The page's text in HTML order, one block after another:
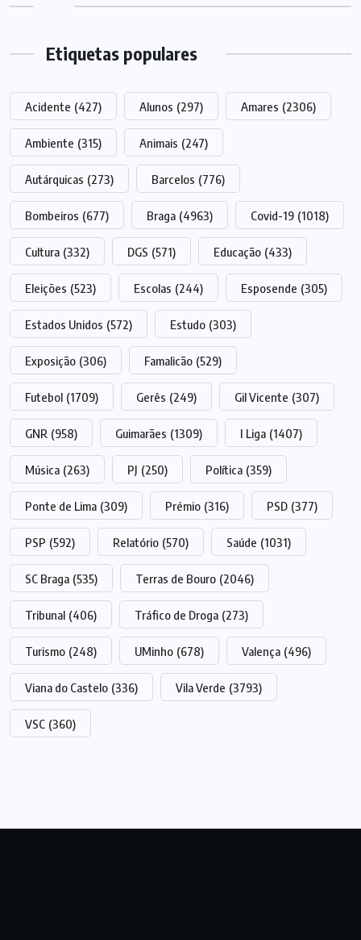
Etiquetas populares
Acidente (427) Alunos (297) Amares (2306)
Ambiente (315) Animais (247)
Autárquicas (273) Barcelos (776)
Bombeiros (677) Braga (4963) Covid-19 (1018)
Cultura (332) DGS (571) Educação (433)
Eleições (523) Escolas (244) Esposende (305)
Estados Unidos (572) Estudo (303)
Exposição (306) Famalicão (529)
Futebol (1709) Gerês (249) Gil Vicente (307)
GNR (958) Guimarães (1309) I Liga (1407)
Música (263) PJ (250) Política (359)
Ponte de Lima (309) Prémio (316) PSD (377)
PSP (592) Relatório (570) Saúde (1031)
SC Braga (535) Terras de Bouro (2046)
Tribunal (406) Tráfico de Droga (273)
Turismo (248) UMinho (678) Valença (496)
Viana do Castelo (336) Vila Verde (3793)
VSC (360)